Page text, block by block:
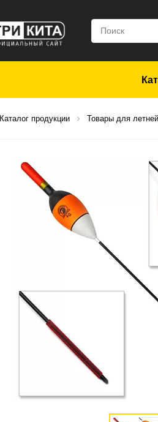
Средства для
ремонта
Мягкие приманки
Каталог продукции Товары для